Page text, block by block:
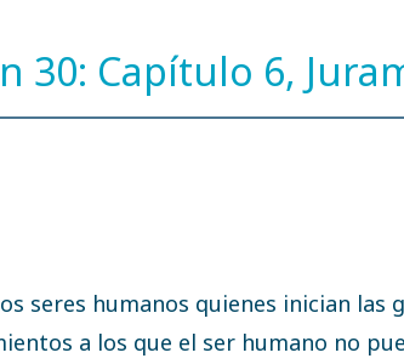
30: Capítulo 6,
seres humanos quienes inician las
a los que el ser humano no